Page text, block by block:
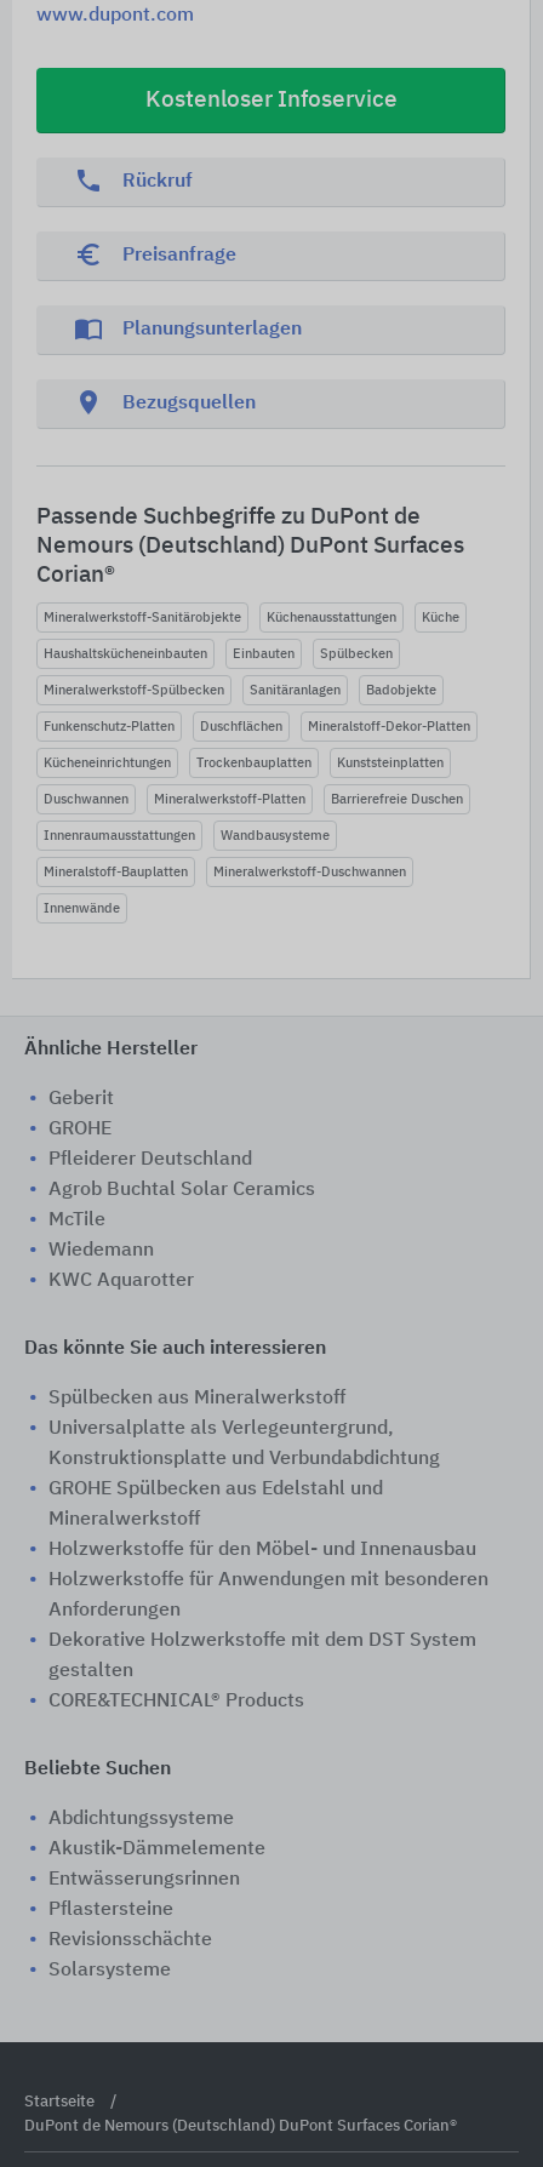
www.dupont.com
Kostenloser Infoservice
phone Rückruf
euro_symbol Preisanfrage
import_contacts Planungsunterlagen
location_on Bezugsquellen
Passende Suchbegriffe zu DuPont de
Nemours (Deutschland) DuPont Surfaces
Corian®
Mineralwerkstoff-Sanitärobjekte Küchenausstattungen Küche
Haushaltskücheneinbauten Einbauten Spülbecken
Mineralwerkstoff-Spülbecken Sanitäranlagen Badobjekte
Funkenschutz-Platten Duschflächen Mineralstoff-Dekor-Platten
Kücheneinrichtungen Trockenbauplatten Kunststeinplatten
Duschwannen Mineralwerkstoff-Platten Barrierefreie Duschen
Innenraumausstattungen Wandbausysteme
Mineralstoff-Bauplatten Mineralwerkstoff-Duschwannen
Innenwände
Ähnliche Hersteller
Geberit
GROHE
Pfleiderer Deutschland
Agrob Buchtal Solar Ceramics
McTile
Wiedemann
KWC Aquarotter
Das könnte Sie auch interessieren
Spülbecken aus Mineralwerkstoff
Universalplatte als Verlegeuntergrund,
Konstruktionsplatte und Verbundabdichtung
GROHE Spülbecken aus Edelstahl und
Mineralwerkstoff
Holzwerkstoffe für den Möbel- und Innenausbau
Holzwerkstoffe für Anwendungen mit besonderen
Anforderungen
Dekorative Holzwerkstoffe mit dem DST System
gestalten
CORE&TECHNICAL® Products
Beliebte Suchen
Abdichtungssysteme
Akustik-Dämmelemente
Entwässerungsrinnen
Pflastersteine
Revisionsschächte
Solarsysteme
Startseite
DuPont de Nemours (Deutschland) DuPont Surfaces Corian®